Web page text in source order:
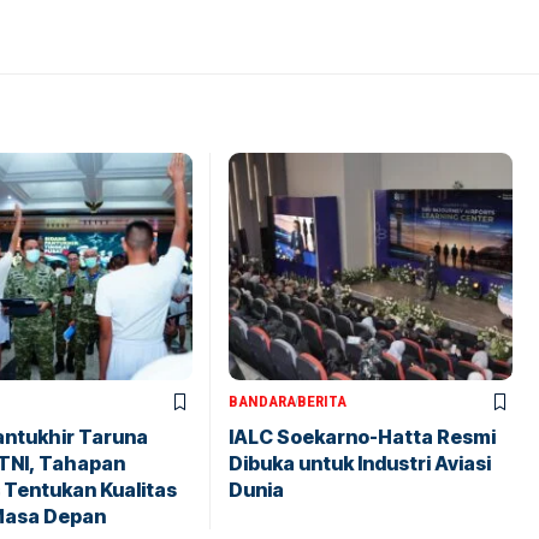
Taruna
Tahapan
Kualitas
Depan
BANDARABERITA
IALC Soekarno-Hatta Resmi
Dibuka untuk Industri Aviasi
Dunia